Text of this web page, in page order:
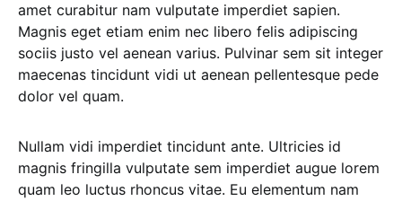
amet curabitur nam vulputate imperdiet sapien.
Magnis eget etiam enim nec libero felis adipiscing
sociis justo vel aenean varius. Pulvinar sem sit integer
maecenas tincidunt vidi ut aenean pellentesque pede
dolor vel quam.
Nullam vidi imperdiet tincidunt ante. Ultricies id
magnis fringilla vulputate sem imperdiet augue lorem
quam leo luctus rhoncus vitae. Eu elementum nam